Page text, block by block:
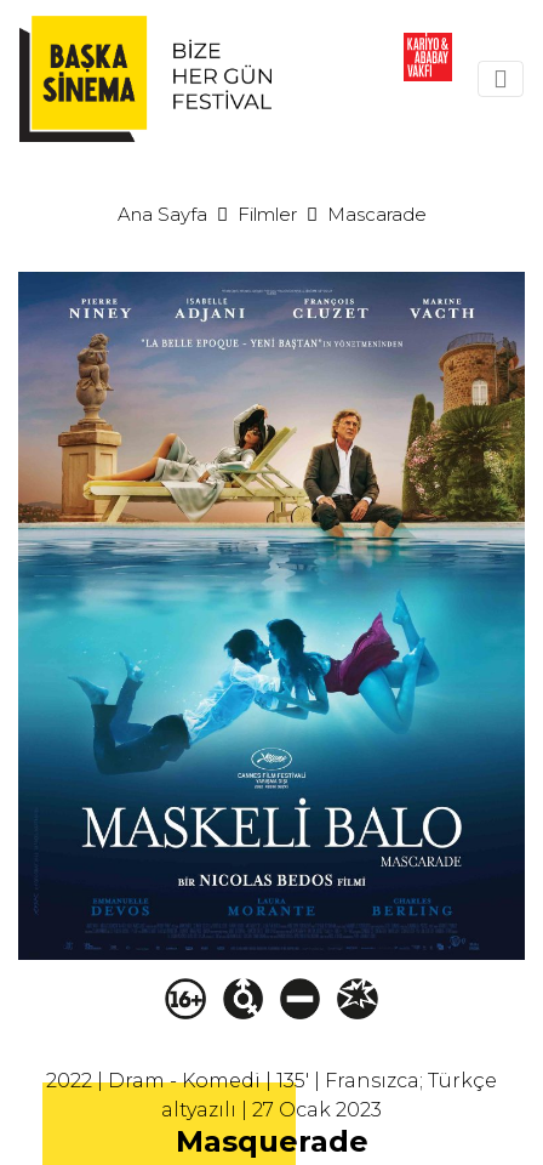
Ana Sayfa Filmler Mascarade
2022 | Dram - Komedi | 135' | Fransızca; Türkçe
altyazılı | 27 Ocak 2023
Masquerade